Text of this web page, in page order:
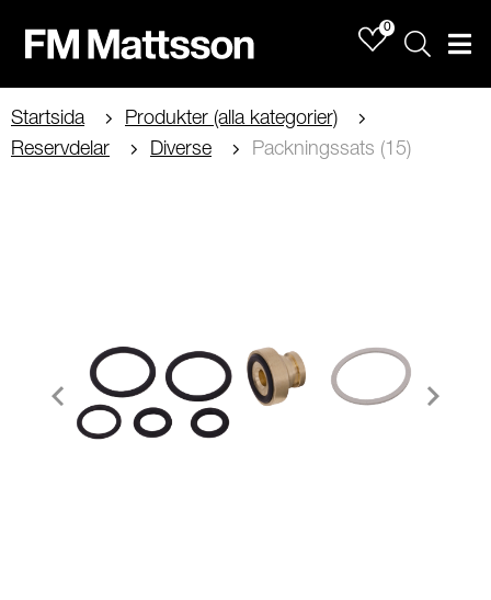
0
Sök
Startsida
Produkter (alla kategorier)
Reservdelar
Diverse Packningssats (15)